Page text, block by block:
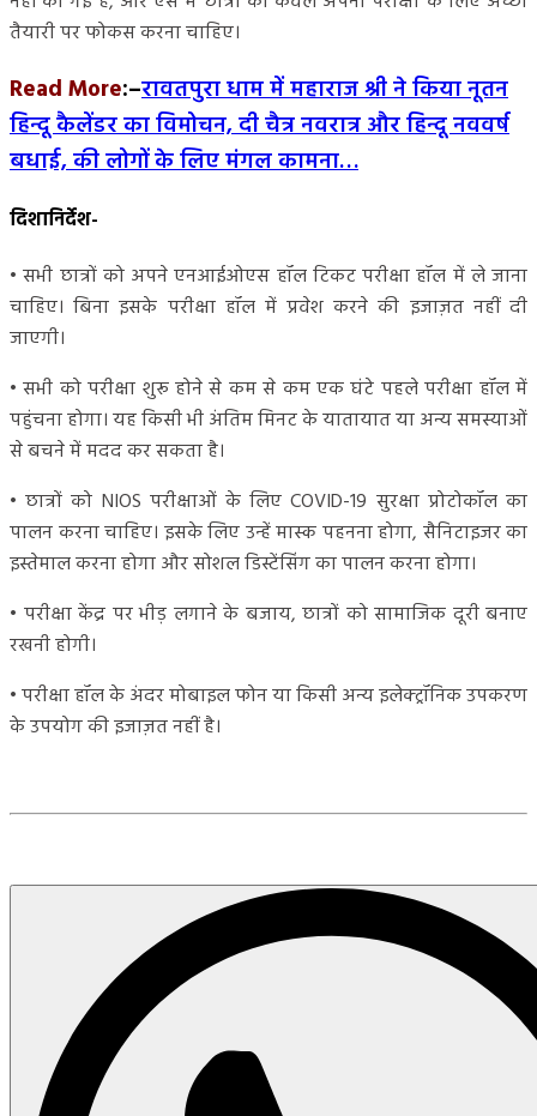
तैयारी पर फोकस करना चाहिए।
Read More:–रावतपुरा धाम में महाराज श्री ने किया नूतन
हिन्दू कैलेंडर का विमोचन, दी चैत्र नवरात्र और हिन्दू नववर्ष
बधाई, की लोगों के लिए मंगल कामना…
दिशानिर्देश-
• सभी छात्रों को अपने एनआईओएस हॉल टिकट परीक्षा हॉल में ले जाना
चाहिए। बिना इसके परीक्षा हॉल में प्रवेश करने की इजाज़त नहीं दी
जाएगी।
• सभी को परीक्षा शुरू होने से कम से कम एक घंटे पहले परीक्षा हॉल में
पहुंचना होगा। यह किसी भी अंतिम मिनट के यातायात या अन्य समस्याओं
से बचने में मदद कर सकता है।
• छात्रों को NIOS परीक्षाओं के लिए COVID-19 सुरक्षा प्रोटोकॉल का
पालन करना चाहिए। इसके लिए उन्हें मास्क पहनना होगा, सैनिटाइजर का
इस्तेमाल करना होगा और सोशल डिस्टेंसिंग का पालन करना होगा।
• परीक्षा केंद्र पर भीड़ लगाने के बजाय, छात्रों को सामाजिक दूरी बनाए
रखनी होगी।
• परीक्षा हॉल के अंदर मोबाइल फोन या किसी अन्य इलेक्ट्रॉनिक उपकरण
के उपयोग की इजाज़त नहीं है।